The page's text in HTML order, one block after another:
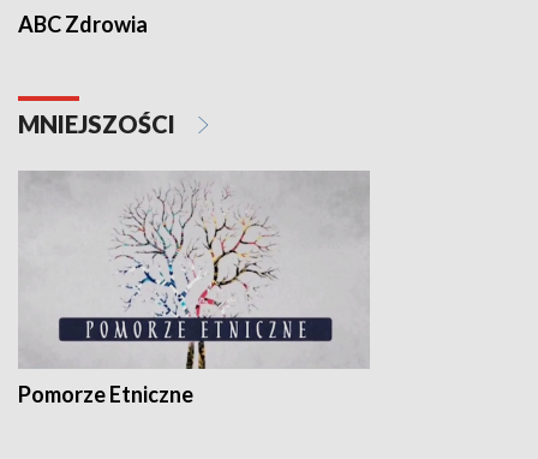
ABC Zdrowia
MNIEJSZOŚCI
Pomorze Etniczne